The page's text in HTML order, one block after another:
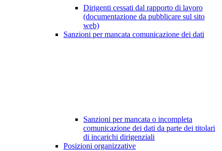
Dirigenti cessati dal rapporto di lavoro
(documentazione da pubblicare sul sito
web)
Sanzioni per mancata comunicazione dei dati
Sanzioni per mancata o incompleta
comunicazione dei dati da parte dei titolari
di incarichi dirigenziali
Posizioni organizzative